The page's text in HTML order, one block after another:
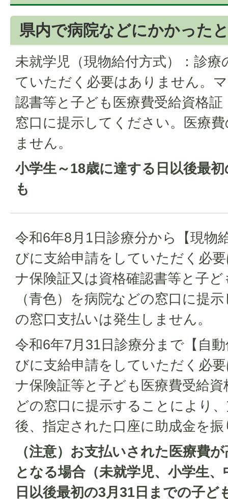
県内で病院などにかかった
未就学児（現物給付方式）：診
ていただく必要はありません。
認書等と子ども医療費受給資格
窓口に提示してください。医療
ません。
小学生～18歳に達する日以後最
も
令和6年8月1日診療分から【現物
びに支給申請をしていただく必
ナ保険証又は資格確認書等と子
（青色）を病院などの窓口に提
の窓口支払いは発生しません。
令和6年7月31日診療分まで【自
びに支給申請をしていただく必
ナ保険証等と子ども医療費受給
どの窓口に提示することにより
後、指定された口座に助成金を
（注意）お支払いされた医療費
となる場合（未就学児、小学生
日以後最初の3月31日までの子ど